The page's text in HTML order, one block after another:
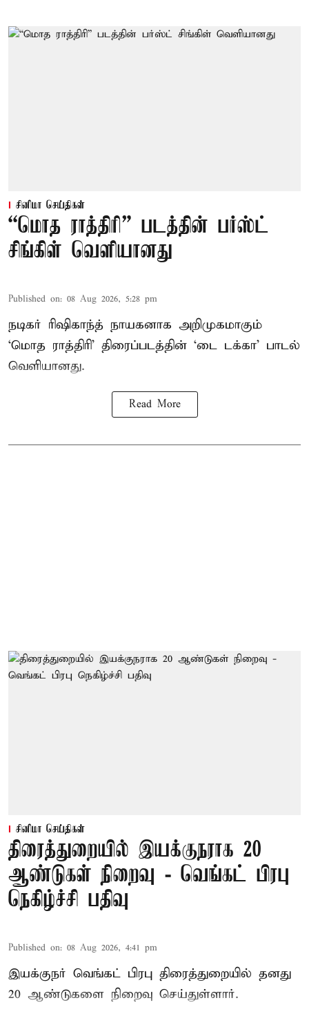
சினிமா செய்திகள்
“மொத ராத்திரி” படத்தின் பர்ஸ்ட்
சிங்கிள் வெளியானது
Published on: 08 Aug 2026, 5:28 pm
நடிகர் ரிஷிகாந்த் நாயகனாக அறிமுகமாகும்
‘மொத ராத்திரி’ திரைப்படத்தின் ‘டை டக்கா’ பாடல்
வெளியானது.
Read More
சினிமா செய்திகள்
திரைத்துறையில் இயக்குநராக 20
ஆண்டுகள் நிறைவு - வெங்கட் பிரபு
நெகிழ்ச்சி பதிவு
Published on: 08 Aug 2026, 4:41 pm
இயக்குநர் வெங்கட் பிரபு திரைத்துறையில் தனது
20 ஆண்டுகளை நிறைவு செய்துள்ளார்.